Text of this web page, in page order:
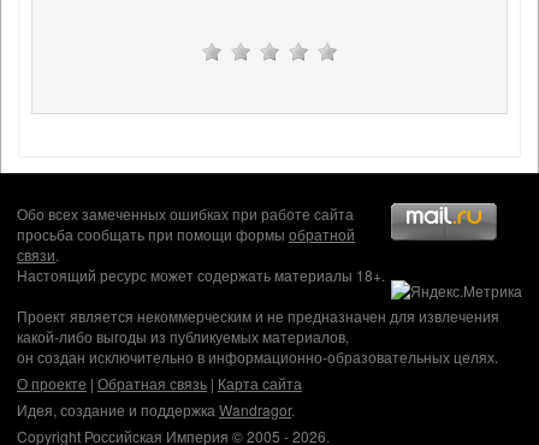
Обо всех замеченных ошибках при работе сайта
просьба сообщать при помощи формы обратной
связи.
Настоящий ресурс может содержать материалы 18+.
Проект является некоммерческим и не предназначен для извлечения
какой-либо выгоды из публикуемых материалов,
он создан исключительно в информационно-образовательных целях.
О проекте | Обратная связь | Карта сайта
Идея, создание и поддержка Wandragor.
Copyright Российская Империя © 2005 - 2026.